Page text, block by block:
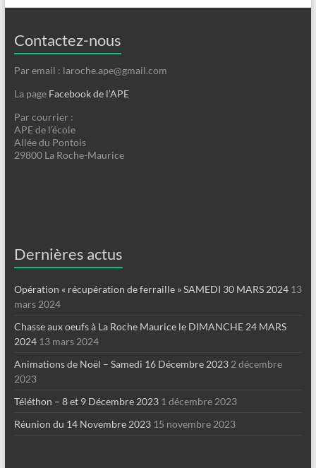
Contactez-nous
Par email : laroche.ape@gmail.com
La page Facebook de l’APE
Par courrier :
APE de l’école
Allée du Pontois
29800 La Roche-Maurice
Dernières actus
Opération « récupération de ferraille » SAMEDI 30 MARS 2024 13
mars 2024
Chasse aux oeufs à La Roche Maurice le DIMANCHE 24 MARS
2024 13 mars 2024
Animations de Noël – Samedi 16 Décembre 2023 2 décembre
2023
Téléthon – 8 et 9 Décembre 2023 1 décembre 2023
Réunion du 14 Novembre 2023 15 novembre 2023